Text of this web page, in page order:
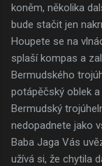
koněm, několika
bude stačit jen
Houpete se na
splaší kompas a
Bermudského
potápěčský oblek
Bermudský
nedopadnete jako
Baba Jaga Vás
užívá si, že chytila